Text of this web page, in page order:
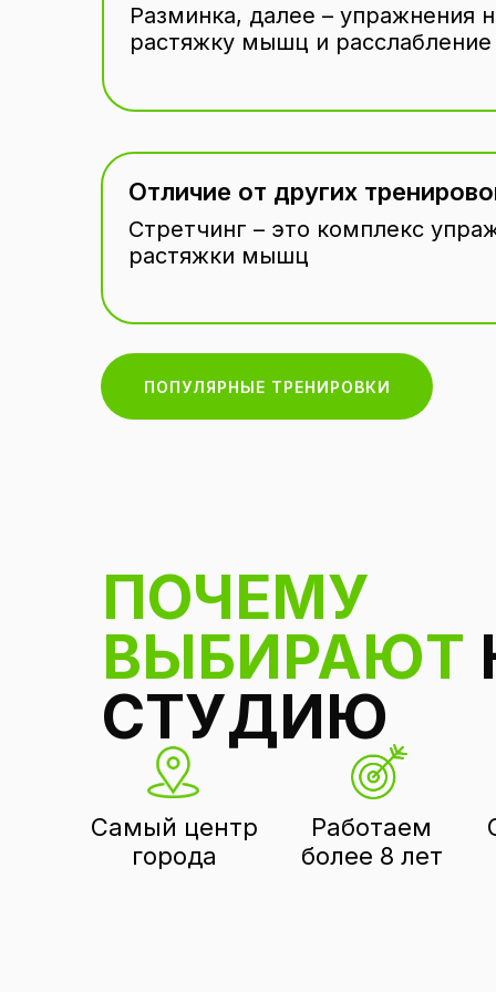
Разминка, далее – упражнения
растяжку мышц и расслабление
Стретчинг – это комплекс
растяжки мышц
Отличие от других
ПОПУЛЯРНЫЕ ТРЕНИРОВКИ
Работаем
более 8 лет
Самый центр
города
ПОЧЕМУ
ВЫБИРАЮТ
СТУДИЮ